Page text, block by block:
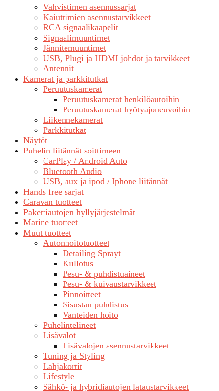
Vahvistimen asennussarjat
Kaiuttimien asennustarvikkeet
RCA signaalikaapelit
Signaalimuuntimet
Jännitemuuntimet
USB, Plugi ja HDMI johdot ja tarvikkeet
Antennit
Kamerat ja parkkitutkat
Peruutuskamerat
Peruutuskamerat henkilöautoihin
Peruutuskamerat hyötyajoneuvoihin
Liikennekamerat
Parkkitutkat
Näytöt
Puhelin liitännät soittimeen
CarPlay / Android Auto
Bluetooth Audio
USB, aux ja ipod / Iphone liitännät
Hands free sarjat
Caravan tuotteet
Pakettiautojen hyllyjärjestelmät
Marine tuotteet
Muut tuotteet
Autonhoitotuotteet
Detailing Sprayt
Kiillotus
Pesu- & puhdistuaineet
Pesu- & kuivaustarvikkeet
Pinnoitteet
Sisustan puhdistus
Vanteiden hoito
Puhelintelineet
Lisävalot
Lisävalojen asennustarvikkeet
Tuning ja Styling
Lahjakortit
Lifestyle
Sähkö- ja hybridiautojen lataustarvikkeet